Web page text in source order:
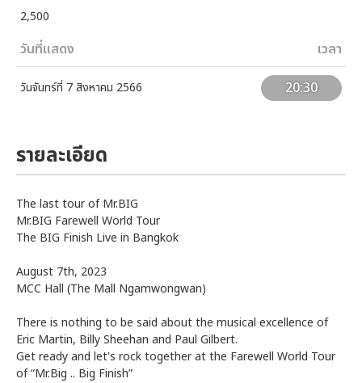
2,500
วันที่แสดง เวลา
วันจันทร์ที่ 7 สิงหาคม 2566 20:30
รายละเอียด
The last tour of Mr.BIG
Mr.BIG Farewell World Tour
The BIG Finish Live in Bangkok
August 7th, 2023
MCC Hall (The Mall Ngamwongwan)
There is nothing to be said about the musical excellence of
Eric Martin, Billy Sheehan and Paul Gilbert.
Get ready and let's rock together at the Farewell World Tour
of “Mr.Big .. Big Finish”